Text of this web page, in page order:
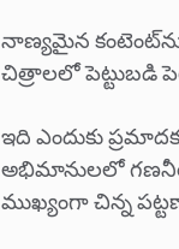
నాణ్యమైన
చిత్రాలలో పెట్టుబడి
ఇది ఎందుకు
అభిమానులలో
ముఖ్యంగా చిన్న